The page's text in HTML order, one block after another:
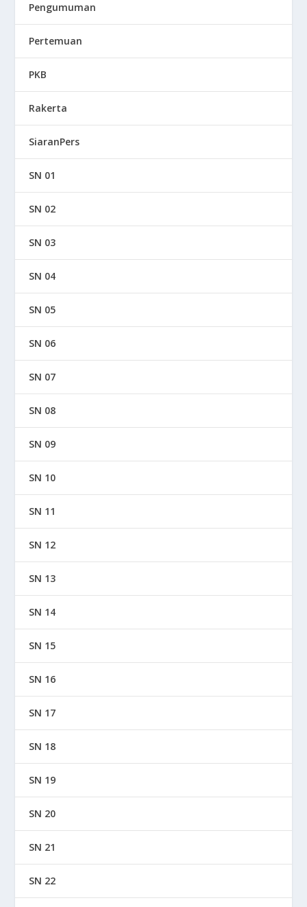
Pengumuman
Pertemuan
PKB
Rakerta
SiaranPers
SN 01
SN 02
SN 03
SN 04
SN 05
SN 06
SN 07
SN 08
SN 09
SN 10
SN 11
SN 12
SN 13
SN 14
SN 15
SN 16
SN 17
SN 18
SN 19
SN 20
SN 21
SN 22